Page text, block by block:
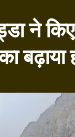
ने
बढ़ाया